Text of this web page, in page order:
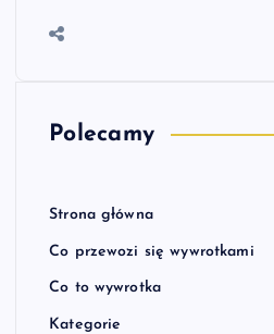
Polecamy
Strona główna
Co przewozi się wywrotkami
Co to wywrotka
Kategorie